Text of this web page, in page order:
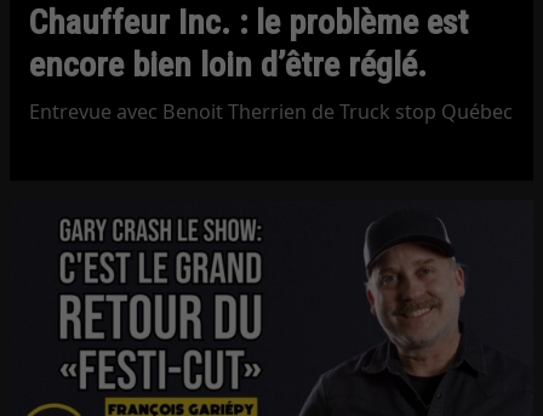
Chauffeur Inc. : le problème est
encore bien loin d’être réglé.
Entrevue avec Benoit Therrien de Truck stop Québec